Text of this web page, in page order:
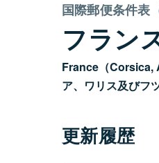
国際郵便条件表
フラン
France（Corsica,
ア、ワリス及びフ
更新履歴